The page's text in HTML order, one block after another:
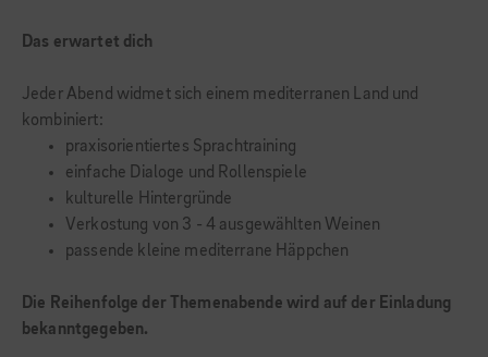
Das erwartet dich
Jeder Abend widmet sich einem mediterranen Land und
kombiniert:
praxisorientiertes Sprachtraining
einfache Dialoge und Rollenspiele
kulturelle Hintergründe
Verkostung von 3 - 4 ausgewählten Weinen
passende kleine mediterrane Häppchen
Die Reihenfolge der Themenabende wird auf der Einladung
bekanntgegeben.